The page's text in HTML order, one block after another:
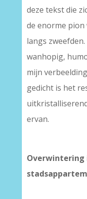
deze tekst die
de enorme pion
langs
wanhopig,
mijn
gedicht is het
ervan.
Overwintering